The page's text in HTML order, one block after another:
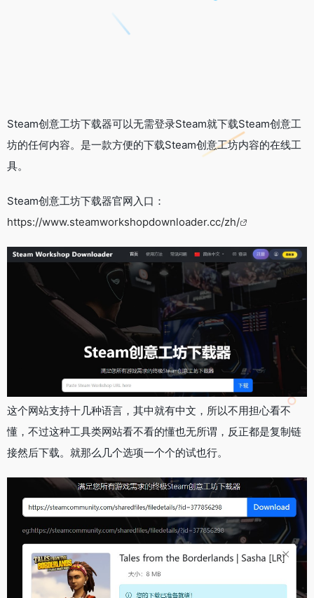
Steam创意工坊下载器可以无需登录Steam就下载Steam创意工
坊的任何内容。是一款方便的下载Steam创意工坊内容的在线工
具。
Steam创意工坊下载器官网入口：
https://www.steamworkshopdownloader.cc/zh/
这个网站支持十几种语言，其中就有中文，所以不用担心看不
懂，不过这种工具类网站看不看的懂也无所谓，反正都是复制链
接然后下载。就那么几个选项一个个的试也行。